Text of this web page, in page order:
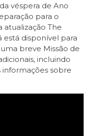
véspera de Ano
para o
atualização The
está disponível para
breve Missão de
incluindo
informações sobre